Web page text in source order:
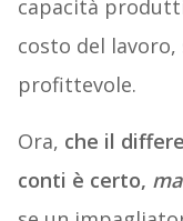
capacità
costo del lavoro,
profittevole.
Ora, che il
conti è certo,